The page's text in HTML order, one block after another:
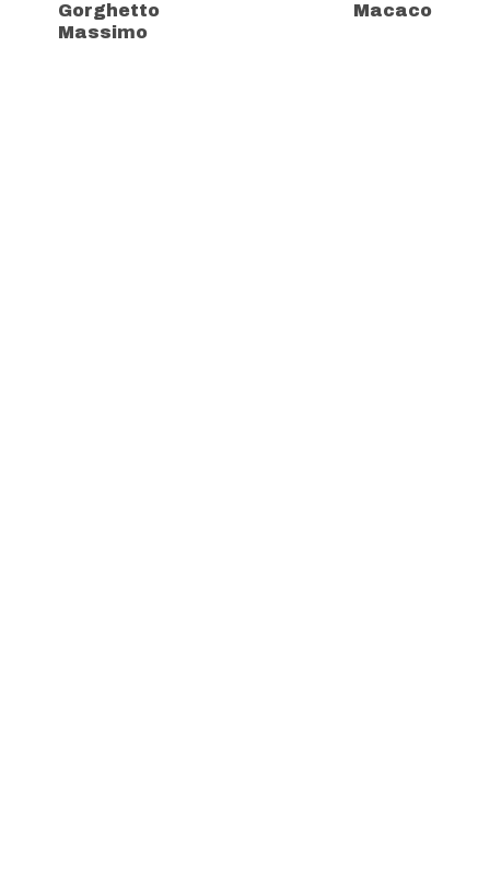
Gorghetto
Massimo
Macaco